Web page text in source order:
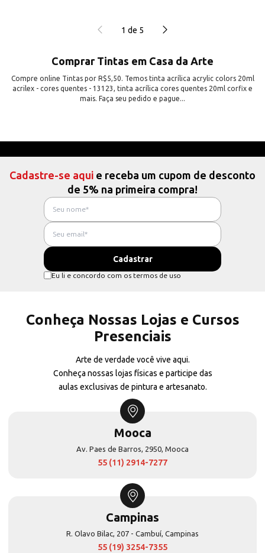
1 de 5
Comprar Tintas em Casa da Arte
Compre online Tintas por R$5,50. Temos tinta acrílica acrylic colors 20ml
acrilex - cores quentes - 13123, tinta acrílica cores quentes 20ml corfix e
mais. Faça seu pedido e pague...
Cadastre-se aqui e receba um cupom de desconto
de 5% na primeira compra!
Eu li e concordo com os termos de uso
Conheça Nossas Lojas e Cursos
Presenciais
Arte de verdade você vive aqui.
Conheça nossas lojas físicas e participe das
aulas exclusivas de pintura e artesanato.
Mooca
Av. Paes de Barros, 2950, Mooca
55 (11) 2914-7277
Campinas
R. Olavo Bilac, 207 - Cambuí, Campinas
55 (19) 3254-7355